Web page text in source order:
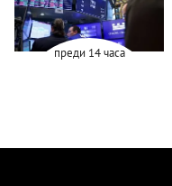
преди 14 часа